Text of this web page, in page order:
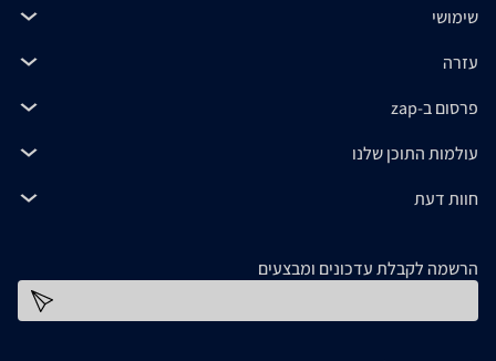
שימושי
עזרה
פרסום ב-zap
עולמות התוכן שלנו
חוות דעת
הרשמה לקבלת עדכונים ומבצעים